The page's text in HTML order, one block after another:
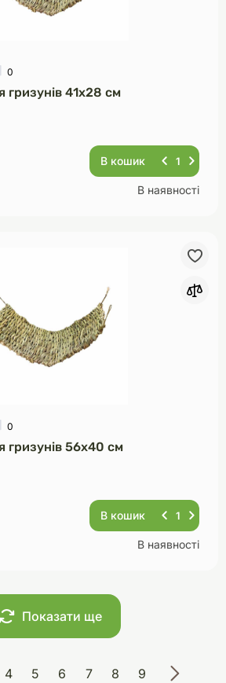
0
гризунів 41х28 см
В кошик
В наявності
0
гризунів 56х40 см
В кошик
В наявності
Показати ще
4 5 6 7 8 9